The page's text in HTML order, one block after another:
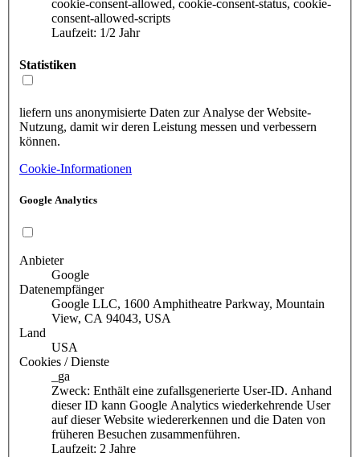
cookie-consent-allowed, cookie-consent-status, cookie-
consent-allowed-scripts
Laufzeit: 1/2 Jahr
Statistiken
liefern uns anonymisierte Daten zur Analyse der Website-
Nutzung, damit wir deren Leistung messen und verbessern
können.
Cookie-Informationen
Google Analytics
Anbieter
Google
Datenempfänger
Google LLC, 1600 Amphitheatre Parkway, Mountain
View, CA 94043, USA
Land
USA
Cookies / Dienste
_ga
Zweck: Enthält eine zufallsgenerierte User-ID. Anhand
dieser ID kann Google Analytics wiederkehrende User
auf dieser Website wiedererkennen und die Daten von
früheren Besuchen zusammenführen.
Laufzeit: 2 Jahre